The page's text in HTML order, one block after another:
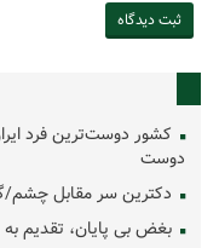
کشور دوست‌ترین فرد
دوست
دکترین سر مقابل چشم/
بغض بی پایان، تقدیم